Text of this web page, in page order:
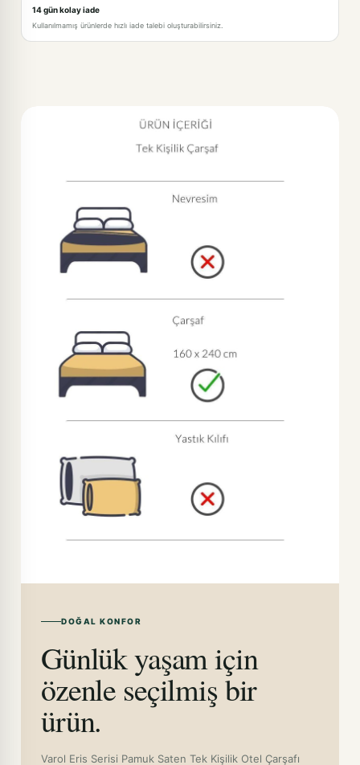
14 gün kolay iade
Kullanılmamış ürünlerde hızlı iade talebi oluşturabilirsiniz.
DOĞAL KONFOR
Günlük yaşam için
özenle seçilmiş bir
ürün.
Varol Eris Serisi Pamuk Saten Tek Kişilik Otel Çarşafı